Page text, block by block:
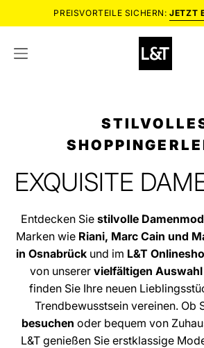
überspringen
PREISVORTEILE SICHERN:JETZT
Navigationsmenü
EXQUISITE
Entdecken Sie stilvolle
Marken wie Riani, Marc Cain und
in Osnabrückund im L&T
von unserer vielfältigen Auswahl
finden Sie Ihre neuen
Trendbewusstsein vereinen. Ob
besuchen oder bequem von
L&T genießen Sie erstklassige